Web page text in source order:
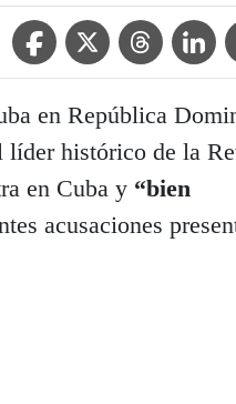
Facebook IconTwitter IconThreads Icon
en República
líder histórico de la
en Cuba y “bien
acusaciones